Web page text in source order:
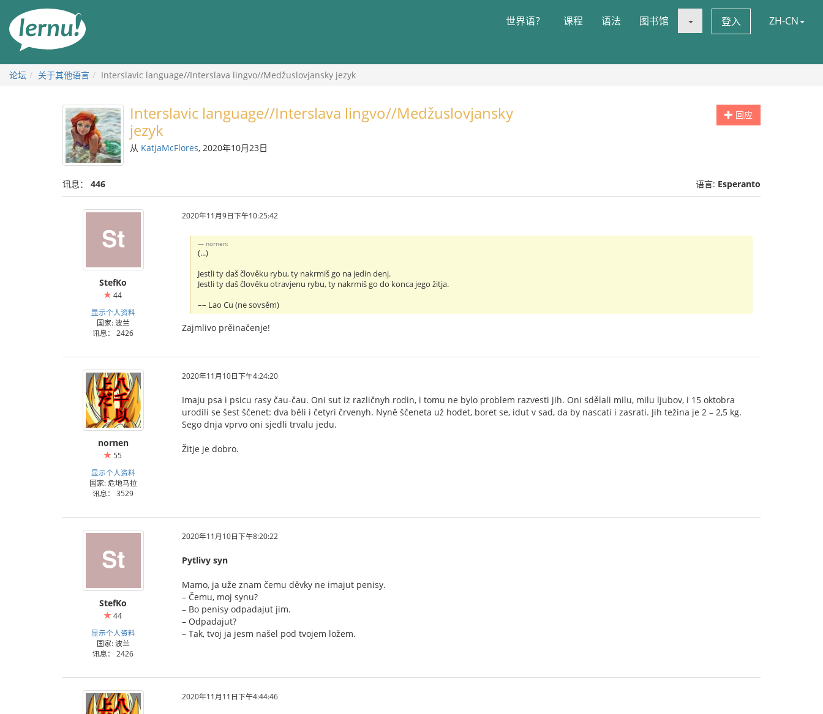
世界语？ 课程 语法 图书馆 登入 ZH-CN
论坛 关于其他语言 Interslavic language//Interslava lingvo//Medžuslovjansky jezyk
回应
Interslavic language//Interslava lingvo//Medžuslovjansky
jezyk
从 KatjaMcFlores, 2020年10月23日
讯息： 446 语言: Esperanto
StefKo
44
显示个人资料
国家: 波兰
讯息： 2426
2020年11月9日下午10:25:42
nornen:
(...)
Jestli ty daš člověku rybu, ty nakrmiš go na jedin denj.
Jestli ty daš člověku otravjenu rybu, ty nakrmiš go do konca jego žitja.
–– Lao Cu (ne sovsěm)
Zajmlivo prěinačenje!
nornen
55
显示个人资料
国家: 危地马拉
讯息： 3529
2020年11月10日下午4:24:20
Imaju psa i psicu rasy čau-čau. Oni sut iz različnyh rodin, i tomu ne bylo problem razvesti jih. Oni sdělali milu, milu ljubov, i 15 oktobra
urodili se šest ščenet: dva běli i četyri črvenyh. Nyně ščeneta už hodet, boret se, idut v sad, da by nascati i zasrati. Jih težina je 2 – 2,5 kg.
Sego dnja vprvo oni sjedli trvalu jedu.
Žitje je dobro.
StefKo
44
显示个人资料
国家: 波兰
讯息： 2426
2020年11月10日下午8:20:22
Pytlivy syn
Mamo, ja uže znam čemu děvky ne imajut penisy.
– Čemu, moj synu?
– Bo penisy odpadajut jim.
– Odpadajut?
– Tak, tvoj ja jesm našel pod tvojem ložem.
2020年11月11日下午4:44:46